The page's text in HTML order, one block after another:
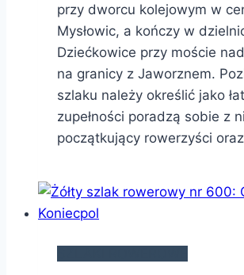
przy dworcu kolejowym w
Mysłowic, a kończy w
Dziećkowice przy moście
na granicy z Jaworznem.
szlaku należy określić jako
zupełności poradzą sobie z
początkujący rowerzyści